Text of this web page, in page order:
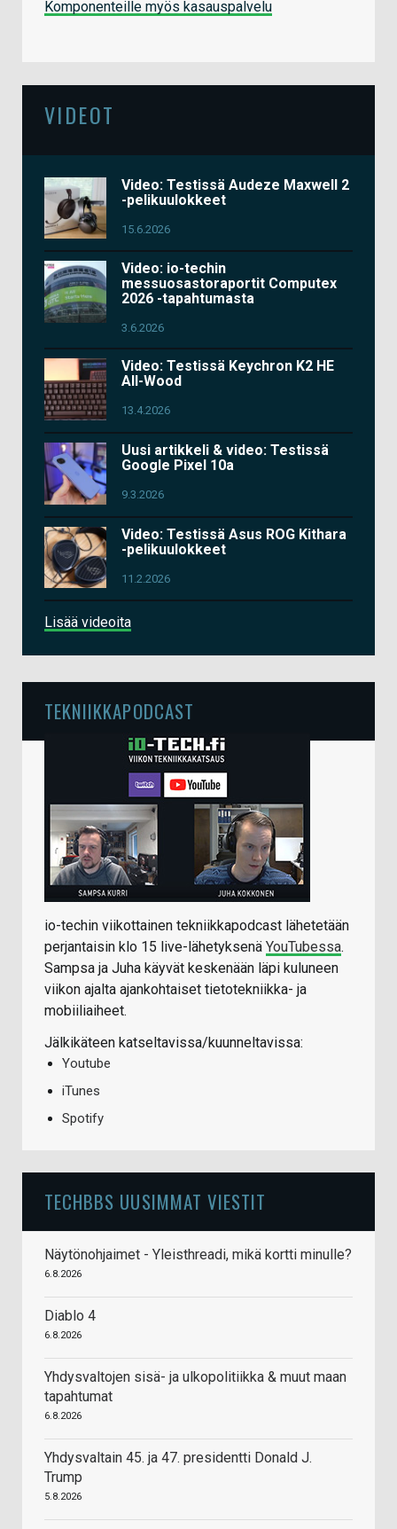
Komponenteille myös kasauspalvelu
VIDEOT
Video: Testissä Audeze Maxwell 2
-pelikuulokkeet
15.6.2026
Video: io-techin
messuosastoraportit Computex
2026 -tapahtumasta
3.6.2026
Video: Testissä Keychron K2 HE
All-Wood
13.4.2026
Uusi artikkeli & video: Testissä
Google Pixel 10a
9.3.2026
Video: Testissä Asus ROG Kithara
-pelikuulokkeet
11.2.2026
Lisää videoita
TEKNIIKKAPODCAST
io-techin viikottainen tekniikkapodcast lähetetään
perjantaisin klo 15 live-lähetyksenä YouTubessa.
Sampsa ja Juha käyvät keskenään läpi kuluneen
viikon ajalta ajankohtaiset tietotekniikka- ja
mobiiliaiheet.
Jälkikäteen katseltavissa/kuunneltavissa:
Youtube
iTunes
Spotify
TECHBBS UUSIMMAT VIESTIT
Näytönohjaimet - Yleisthreadi, mikä kortti minulle?
6.8.2026
Diablo 4
6.8.2026
Yhdysvaltojen sisä- ja ulkopolitiikka & muut maan
tapahtumat
6.8.2026
Yhdysvaltain 45. ja 47. presidentti Donald J.
Trump
5.8.2026